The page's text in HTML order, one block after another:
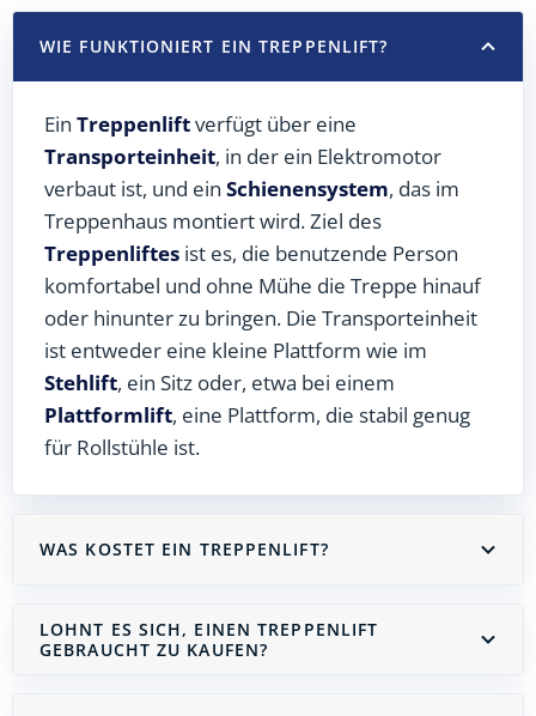
WIE FUNKTIONIERT EIN TREPPENLIFT?
Ein Treppenliftverfügt über eine
Transporteinheit, in der ein Elektromotor
verbaut ist, und ein Schienensystem, das im
Treppenhaus montiert wird. Ziel des
Treppenliftes ist es, die benutzende Person
komfortabel und ohne Mühe die Treppe hinauf
oder hinunter zu bringen. Die Transporteinheit
ist entweder eine kleine Plattform wie im
Stehlift, ein Sitz oder, etwa bei einem
Plattformlift, eine Plattform, die stabil genug
für Rollstühle ist.
WAS KOSTET EIN TREPPENLIFT?
LOHNT ES SICH, EINEN TREPPENLIFT
GEBRAUCHT ZU KAUFEN?